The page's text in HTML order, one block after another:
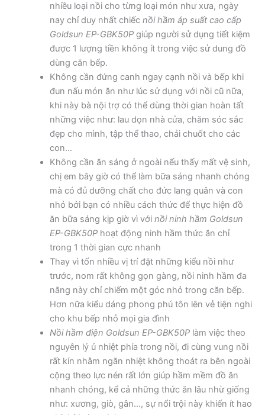
nhiều loại nồi cho từng loại món như xưa, ngày
nay chỉ duy nhất chiếc nồi hầm áp suất cao cấp
Goldsun EP-GBK50Pgiúp người sử dụng tiết kiệm
được 1 lượng tiền không ít trong việc sử dung đồ
dùng căn bếp.
Không cần đứng canh ngay cạnh nồi và bếp khi
đun nấu món ăn như lúc sử dụng với nồi cũ nữa,
khi này bà nội trợ có thể dùng thời gian hoàn tất
những việc như: lau dọn nhà cửa, chăm sóc sắc
đẹp cho mình, tập thể thao, chải chuốt cho các
con…
Không cần ăn sáng ở ngoài nếu thấy mất vệ sinh,
chị em bây giờ có thể làm bữa sáng nhanh chóng
mà có đủ dưỡng chất cho đức lang quân và con
nhỏ bởi bạn có nhiều cách thức để thực hiện đồ
ăn bữa sáng kịp giờ vì với nồi ninh hầm Goldsun
EP-GBK50Phoạt động ninh hầm thức ăn chỉ
trong 1 thời gian cực nhanh
Thay vì tốn nhiều vị trí đặt những kiểu nồi như
trước, nom rất không gọn gàng, nồi ninh hầm đa
năng này chỉ chiếm một góc nhỏ trong căn bếp.
Hơn nữa kiểu dáng phong phú tôn lên vẻ tiện nghi
cho khu bếp nhỏ mọi gia đình
Nồi hầm điện Goldsun EP-GBK50Plàm việc theo
nguyên lý ủ nhiệt phía trong nồi, đi cùng vung nồi
rất kín nhằm ngăn nhiệt không thoát ra bên ngoài
cộng theo lực nén rất lớn giúp hầm mềm đồ ăn
nhanh chóng, kể cả những thức ăn lâu nhừ giống
như: xương, giò, gân…, sự nổi trội này khiến ít hao